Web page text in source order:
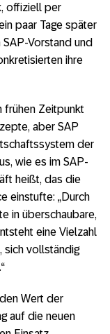
offiziell per
paar Tage später
Vorstand und
ihre
frühen Zeitpunkt
aber SAP
der
wie es im SAP-
heißt, das die
einstufte: „Durch
in überschaubare,
eine Vielzahl
sich vollständig
Wert der
auf die neuen